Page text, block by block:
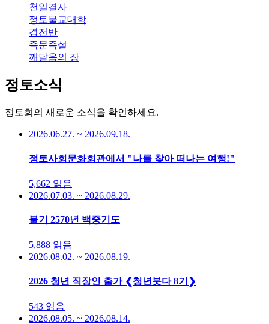
천일결사
정토불교대학
경전반
즉문즉설
깨달음의 장
정토소식
정토회의 새로운 소식을 확인하세요.
2026.06.27. ~ 2026.09.18.
정토사회문화회관에서 "나를 찾아 떠나는 여행!"
5,662 읽음
2026.07.03. ~ 2026.08.29.
불기 2570년 백중기도
5,888 읽음
2026.08.02. ~ 2026.08.19.
2026 청년 직장인 출가 ❮청년붓다 8기❯
543 읽음
2026.08.05. ~ 2026.08.14.